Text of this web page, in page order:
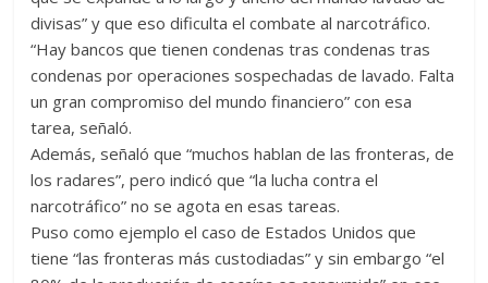
divisas” y que eso dificulta el combate al narcotráfico.
“Hay bancos que tienen condenas tras condenas tras
condenas por operaciones sospechadas de lavado. Falta
un gran compromiso del mundo financiero” con esa
tarea, señaló.
Además, señaló que “muchos hablan de las fronteras, de
los radares”, pero indicó que “la lucha contra el
narcotráfico” no se agota en esas tareas.
Puso como ejemplo el caso de Estados Unidos que
tiene “las fronteras más custodiadas” y sin embargo “el